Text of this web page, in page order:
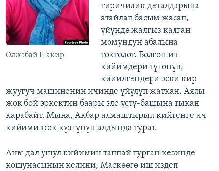
Олжобай Шакир
тиричилик деталдарына
атайлап басым жасап,
үйүндө жалгыз калган
момундун абалына
токтолот. Болгон ич
кийимдери түгөнүп,
кийилгендери эски кир
жуугуч машиненин ичинде үйүлүп жаткан. Аялы
жок бой эркектин баары эле үстү-башына тыкан
карабайт. Мына, Акбар алмаштырып кийгенге ич
кийими жок күзгүнүн алдында турат.
Аны дал ушул кийимин таппай турган кезинде
кошунасынын келини, Маскөөгө иш издеп